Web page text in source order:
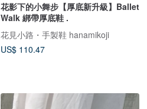
花影下的小舞步【厚底新升級】Ballet
Walk 綁帶厚底鞋 .
花見小路・手製鞋 hanamikoji
US$ 110.47